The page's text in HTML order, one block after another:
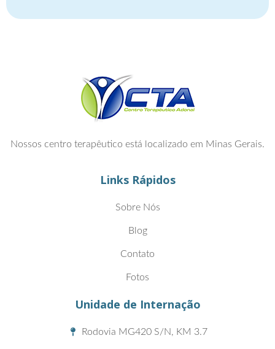
Nossos centro terapêutico está localizado em Minas Gerais.
Links Rápidos
Sobre Nós
Blog
Contato
Fotos
Unidade de Internação
Rodovia MG420 S/N, KM 3.7